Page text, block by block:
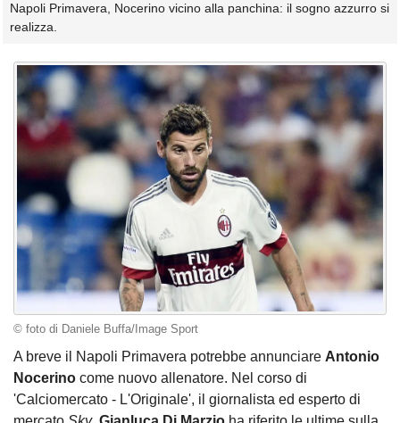
Napoli Primavera, Nocerino vicino alla panchina: il sogno azzurro si
realizza.
© foto di Daniele Buffa/Image Sport
A breve il Napoli Primavera potrebbe annunciare Antonio
Nocerino come nuovo allenatore. Nel corso di
'Calciomercato - L'Originale', il giornalista ed esperto di